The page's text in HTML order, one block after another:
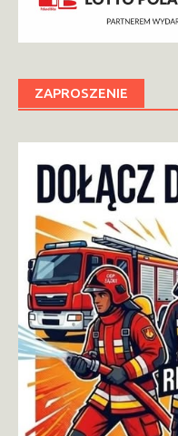
ZAPROSZENIE